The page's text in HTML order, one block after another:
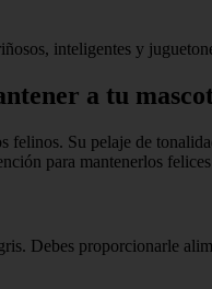
inteligentes y
a tu
Su pelaje de
para mantenerlos
Debes proporcionarle